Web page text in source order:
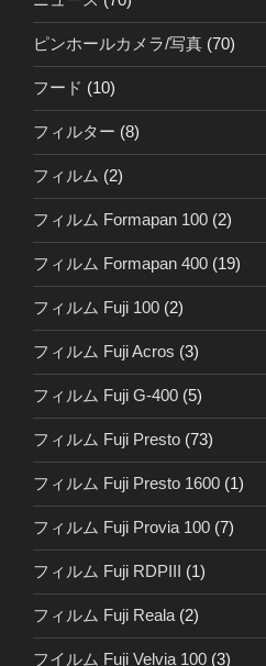
ピンホールカメラ/写真 (70)
フード (10)
フィルター (8)
フィルム (2)
フィルム Formapan 100 (2)
フィルム Formapan 400 (19)
フィルム Fuji 100 (2)
フィルム Fuji Acros (3)
フィルム Fuji G-400 (5)
フィルム Fuji Presto (73)
フィルム Fuji Presto 1600 (1)
フィルム Fuji Provia 100 (7)
フィルム Fuji RDPIII (1)
フィルム Fuji Reala (2)
フイルム Fuji Velvia 100 (3)